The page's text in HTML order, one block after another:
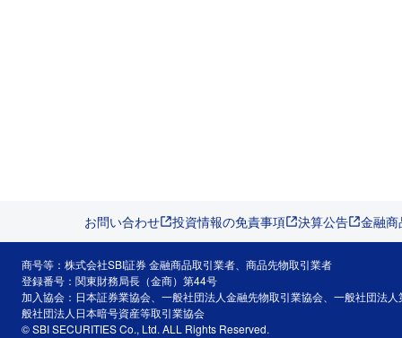
お問い合わせ 投資情報の免責事項 決算公告 金融
商号等：株式会社SBI証券 金融商品取引業者、商品先物取引業者
登録番号：関東財務局長（金商）第44号
加入協会：日本証券業協会、一般社団法人金融先物取引業協会、一般社団法
般社団法人日本暗号資産等取引業協会
© SBI SECURITIES Co., Ltd. ALL Rights Reserved.